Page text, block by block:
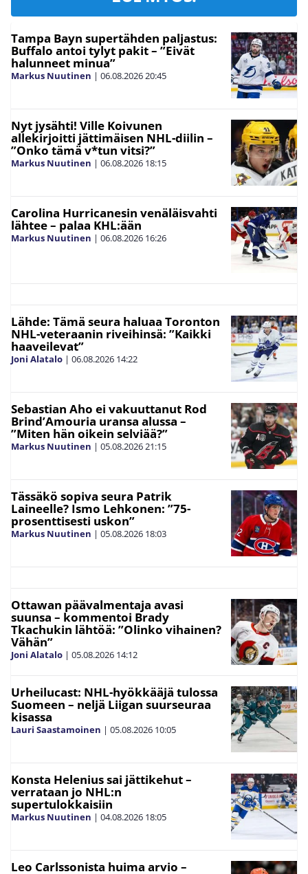
Tampa Bayn supertähden paljastus:
Buffalo antoi tylyt pakit – ”Eivät
halunneet minua”
Markus Nuutinen | 06.08.202620:45
Nyt jysähti! Ville Koivunen
allekirjoitti jättimäisen NHL-diilin –
”Onko tämä v*tun vitsi?”
Markus Nuutinen | 06.08.2026 18:15
Carolina Hurricanesin venäläisvahti
lähtee – palaa KHL:ään
Markus Nuutinen | 06.08.2026 16:26
Lähde: Tämä seura haluaa Toronton
NHL-veteraanin riveihinsä: ”Kaikki
haaveilevat”
Joni Alatalo | 06.08.2026 14:22
Sebastian Aho ei vakuuttanut Rod
Brind’Amouria uransa alussa –
”Miten hän oikein selviää?”
Markus Nuutinen | 05.08.202621:15
Tässäkö sopiva seura Patrik
Laineelle? Ismo Lehkonen: ”75-
prosenttisesti uskon”
Markus Nuutinen | 05.08.2026 18:03
Ottawan päävalmentaja avasi
suunsa – kommentoi Brady
Tkachukin lähtöä: ”Olinko vihainen?
Vähän”
Joni Alatalo | 05.08.2026 14:12
Urheilucast: NHL-hyökkääjä tulossa
Suomeen – neljä Liigan suurseuraa
kisassa
Lauri Saastamoinen | 05.08.2026 10:05
Konsta Helenius sai jättikehut –
verrataan jo NHL:n
supertulokkaisiin
Markus Nuutinen | 04.08.2026 18:05
Leo Carlssonista huima arvio –